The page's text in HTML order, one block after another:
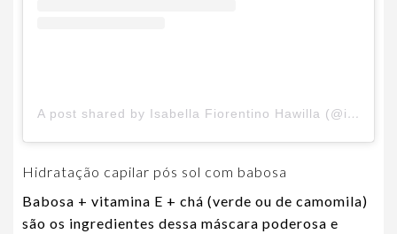
A post shared by Isabella Fiorentino Hawilla (@isabellafiorentino)
Hidratação capilar pós sol com babosa
Babosa + vitamina E + chá (verde ou de camomila)
são os ingredientes dessa máscara poderosa e